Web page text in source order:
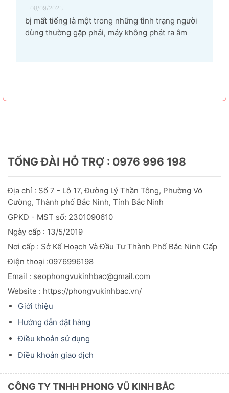
08/09/2023
bị mất tiếng là một trong những tình trạng người
dùng thường gặp phải, máy không phát ra âm
TỔNG ĐÀI HỖ TRỢ : 0976 996 198
Địa chỉ : Số 7 - Lô 17, Đường Lý Thần Tông, Phường Võ
Cường, Thành phố Bắc Ninh, Tỉnh Bắc Ninh
GPKD - MST số: 2301090610
Ngày cấp : 13/5/2019
Nơi cấp : Sở Kế Hoạch Và Đầu TưThành Phố Bắc Ninh Cấp
Điện thoại :0976996198
Email : seophongvukinhbac@gmail.com
Website : https://phongvukinhbac.vn/
Giới thiệu
Hướng dẫn đặt hàng
Điều khoản sử dụng
Điều khoản giao dịch
CÔNG TY TNHH PHONG VŨ KINH BẮC